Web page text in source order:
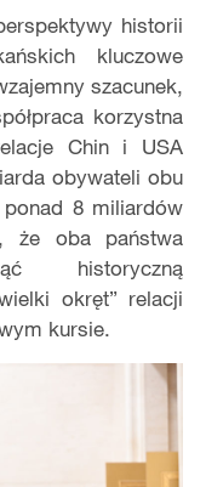
historii
kluczowe
szacunek,
korzystna
Chin i USA
obywateli obu
8 miliardów
że oba państwa
historyczną
okręt” relacji
kursie.